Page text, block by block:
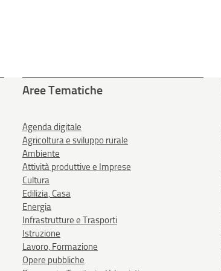
Aree Tematiche
Agenda digitale
Agricoltura e sviluppo rurale
Ambiente
Attività produttive e Imprese
Cultura
Edilizia, Casa
Energia
Infrastrutture e Trasporti
Istruzione
Lavoro, Formazione
Opere pubbliche